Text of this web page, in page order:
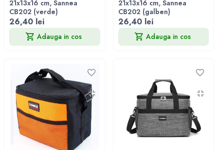
21x13x16 cm, Sannea
CB202 (verde)
26,40 lei
Adauga in cos
21x13x16 cm, Sannea
CB202 (galben)
26,40 lei
Adauga in cos